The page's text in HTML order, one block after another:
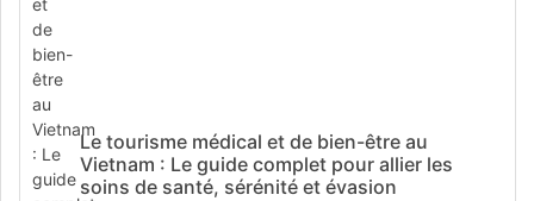
Le tourisme médical et de bien-être au
Vietnam : Le guide complet pour allier les
soins de santé, sérénité et évasion